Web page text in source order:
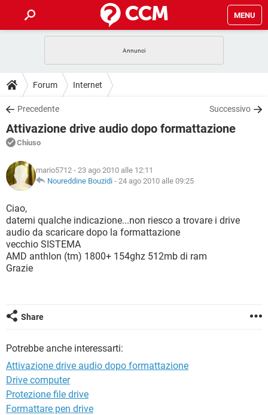
MENU
INTRATTENIMENTO
iOS
INSTAGRAM WHATSAPP
TIKTOK
HARDWARE
GUIDE
COVID-19
iOS
INSTAGRAM
TIKTOK FACEBOOK
DOWNLOAD
COVID-19 GAMING
INTRATTENIMENTO
iOS WINDOWS 10
INSTAGRAM
TIKTOK
HARDWARE
FORUM
COVID-19
INTRATTENIMENTO ANDROID
INSTAGRAM WHATSAPP
TIKTOK
HARDWARE
GLOSSARIO
COVID-19
INTRATTENIMENTO
iOS WINDOWS 10
INSTAGRAM WHATSAPP
TIKTOK
Forum Internet
Precedente Successivo
Attivazione drive audio dopo formattazione
Chiuso
mario5712 - 23 ago 2010 alle 12:11
Noureddine Bouzidi - 24 ago 2010 alle 09:25
Ciao,
datemi qualche indicazione...non riesco a trovare i drive
audio da scaricare dopo la formattazione
vecchio SISTEMA
AMD anthlon (tm) 1800+ 154ghz 512mb di ram
Grazie
Share
Potrebbe anche interessarti:
Attivazione drive audio dopo formattazione
Drive computer
Protezione file drive
Formattare pen drive